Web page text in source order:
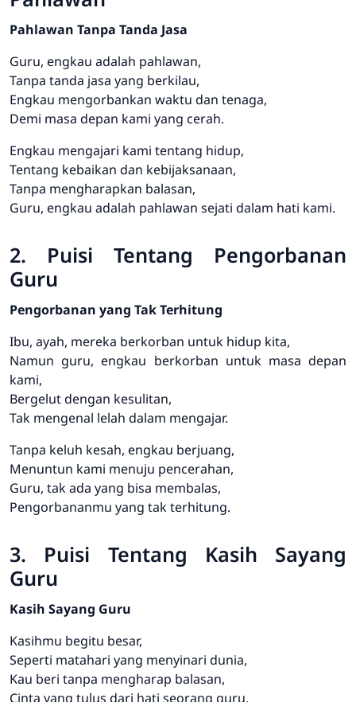
Pahlawan Tanpa Tanda Jasa
Guru, engkau adalah pahlawan,
Tanpa tanda jasa yang berkilau,
Engkau mengorbankan waktu dan tenaga,
Demi masa depan kami yang cerah.
Engkau mengajari kami tentang hidup,
Tentang kebaikan dan kebijaksanaan,
Tanpa mengharapkan balasan,
Guru, engkau adalah pahlawan sejati dalam hati kami.
2. Puisi Tentang Pengorbanan
Guru
Pengorbanan yang Tak Terhitung
Ibu, ayah, mereka berkorban untuk hidup kita,
Namun guru, engkau berkorban untuk masa depan
kami,
Bergelut dengan kesulitan,
Tak mengenal lelah dalam mengajar.
Tanpa keluh kesah, engkau berjuang,
Menuntun kami menuju pencerahan,
Guru, tak ada yang bisa membalas,
Pengorbananmu yang tak terhitung.
3. Puisi Tentang Kasih Sayang
Guru
Kasih Sayang Guru
Kasihmu begitu besar,
Seperti matahari yang menyinari dunia,
Kau beri tanpa mengharap balasan,
Cinta yang tulus dari hati seorang guru.